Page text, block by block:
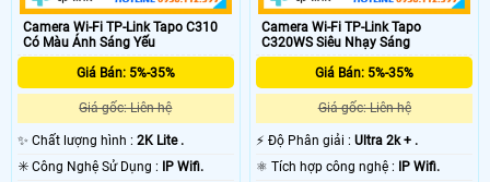
Camera Wi-Fi TP-Link Tapo C310
Có Màu Ánh Sáng Yếu
Giá Bán: 5%-35%
Giá gốc: Liên hệ
✨ Chất lượng hình : 2K Lite .
✳️ Công Nghệ Sử Dụng :
IP Wifi.
Camera Wi-Fi TP-Link Tapo
C320WS Siêu Nhạy Sáng
Giá Bán: 5%-35%
Giá gốc: Liên hệ
️⚡ Độ Phân giải :Ultra 2k + .
⚛️ Tích hợp công nghệ :
IP Wifi.